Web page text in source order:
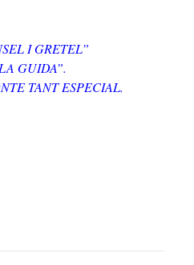
I GRETEL”
GUIDA”.
TANT ESPECIAL.